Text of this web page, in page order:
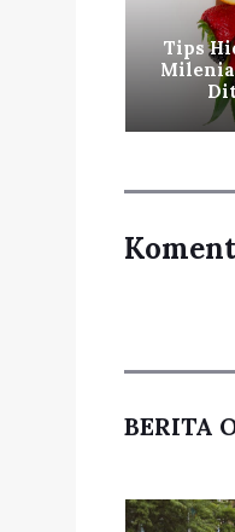
Tips
BERITA